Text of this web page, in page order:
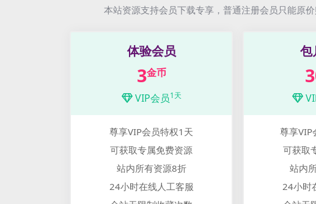
本站资源支持会员下载专享，普通注册会员只能原
体验会员
3金币
VIP会员1天
尊享VIP会员特权1天
可获取专属免费资源
站内所有资源8折
24小时在线人工客服
包
尊享VIP
可获取
站内
24小时